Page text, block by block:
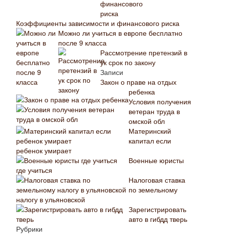
Коэффициенты зависимости и финансового риска
Можно ли учиться в европе бесплатно
после 9 класса
Рассмотрение претензий в
ук срок по закону
Записи
Закон о праве на отдых
ребенка
Условия получения
ветеран труда в
омской обл
Материнский
капитал если
ребенок умирает
Военные юристы
где учиться
Налоговая ставка
по земельному
налогу в ульяновской
Зарегистрировать
авто в гибдд тверь
Рубрики